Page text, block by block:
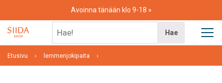
content
Avoinna tänään klo 9-18
Hae
Etusivu lemmenjokipaita